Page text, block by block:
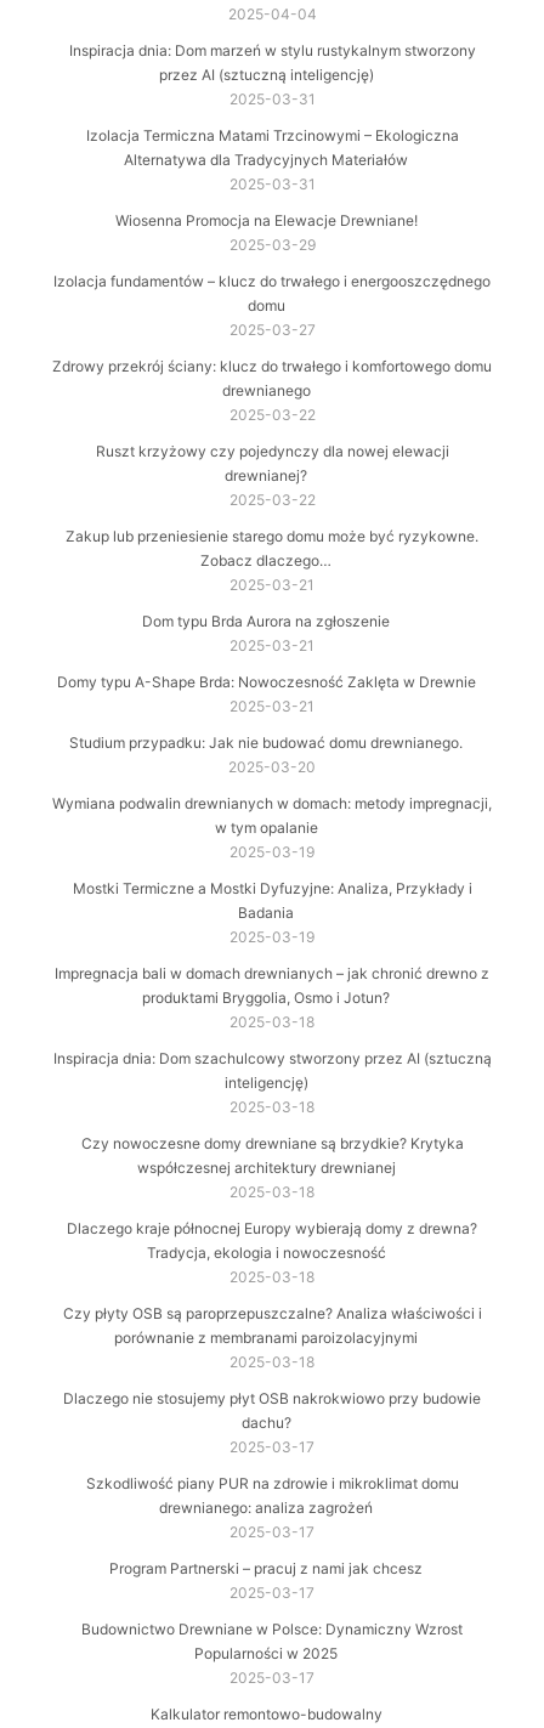
2025-04-04
Inspiracja dnia: Dom marzeń w stylu rustykalnym stworzony
przez AI (sztuczną inteligencję)
2025-03-31
Izolacja Termiczna Matami Trzcinowymi – Ekologiczna
Alternatywa dla Tradycyjnych Materiałów
2025-03-31
Wiosenna Promocja na Elewacje Drewniane!
2025-03-29
Izolacja fundamentów – klucz do trwałego i energooszczędnego
domu
2025-03-27
Zdrowy przekrój ściany: klucz do trwałego i komfortowego domu
drewnianego
2025-03-22
Ruszt krzyżowy czy pojedynczy dla nowej elewacji
drewnianej?
2025-03-22
Zakup lub przeniesienie starego domu może być ryzykowne.
Zobacz dlaczego…
2025-03-21
Dom typu Brda Aurora na zgłoszenie
2025-03-21
Domy typu A-Shape Brda: Nowoczesność Zaklęta w Drewnie
2025-03-21
Studium przypadku: Jak nie budować domu drewnianego.
2025-03-20
Wymiana podwalin drewnianych w domach: metody impregnacji,
w tym opalanie
2025-03-19
Mostki Termiczne a Mostki Dyfuzyjne: Analiza, Przykłady i
Badania
2025-03-19
Impregnacja bali w domach drewnianych – jak chronić drewno z
produktami Bryggolia, Osmo i Jotun?
2025-03-18
Inspiracja dnia: Dom szachulcowy stworzony przez AI (sztuczną
inteligencję)
2025-03-18
Czy nowoczesne domy drewniane są brzydkie? Krytyka
współczesnej architektury drewnianej
2025-03-18
Dlaczego kraje północnej Europy wybierają domy z drewna?
Tradycja, ekologia i nowoczesność
2025-03-18
Czy płyty OSB są paroprzepuszczalne? Analiza właściwości i
porównanie z membranami paroizolacyjnymi
2025-03-18
Dlaczego nie stosujemy płyt OSB nakrokwiowo przy budowie
dachu?
2025-03-17
Szkodliwość piany PUR na zdrowie i mikroklimat domu
drewnianego: analiza zagrożeń
2025-03-17
Program Partnerski – pracuj z nami jak chcesz
2025-03-17
Budownictwo Drewniane w Polsce: Dynamiczny Wzrost
Popularności w 2025
2025-03-17
Kalkulator remontowo-budowalny